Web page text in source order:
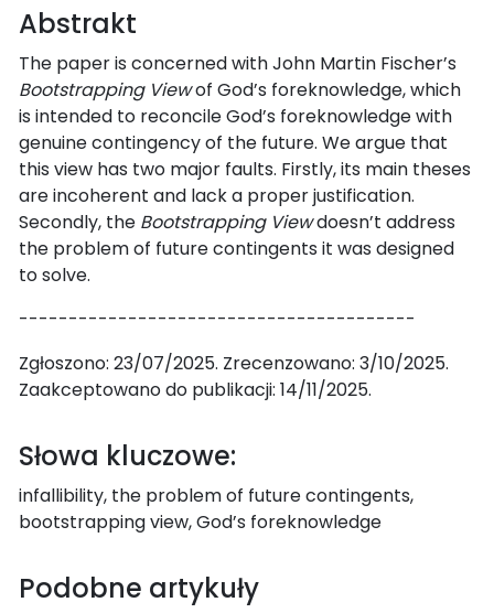
Abstrakt
The paper is concerned with John Martin Fischer’s
Bootstrapping Viewof God’s foreknowledge, which
is intended to reconcile God’s foreknowledge with
genuine contingency of the future. We argue that
this view has two major faults. Firstly, its main theses
are incoherent and lack a proper justification.
Secondly, the Bootstrapping Viewdoesn’t address
the problem of future contingents it was designed
to solve.
----------------------------------------
Zgłoszono: 23/07/2025. Zrecenzowano: 3/10/2025.
Zaakceptowano do publikacji: 14/11/2025.
Słowa kluczowe:
infallibility, the problem of future contingents,
bootstrapping view, God’s foreknowledge
Podobne artykuły